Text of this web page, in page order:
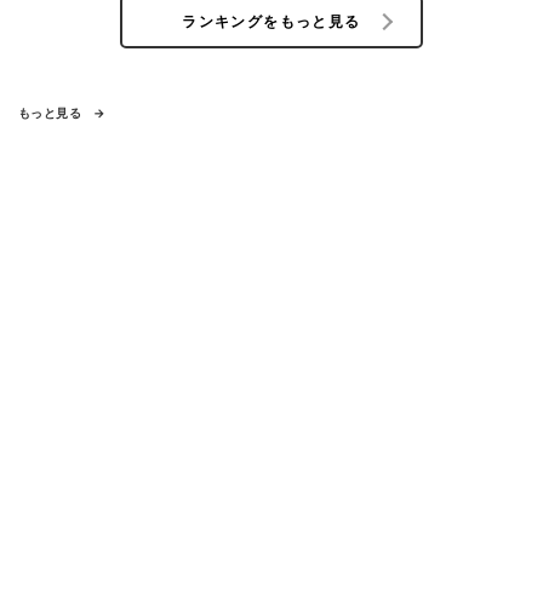
ランキングをもっと見る
もっと見る